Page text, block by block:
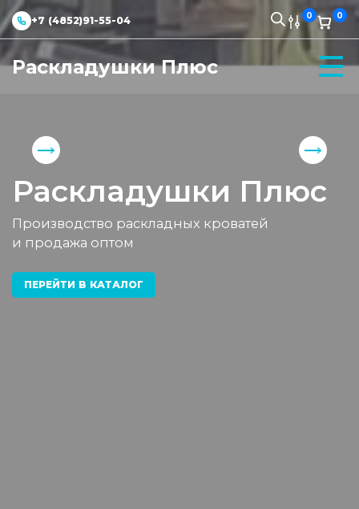
+7 (4852)91-55-04 0 0
Раскладушки Плюс
Раскладушки Плюс
Производство раскладных кроватей
и продажа оптом
ПЕРЕЙТИ В КАТАЛОГ